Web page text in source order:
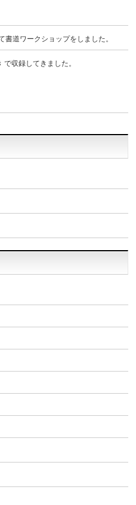
道ワークショップをしました。
収録してきました。